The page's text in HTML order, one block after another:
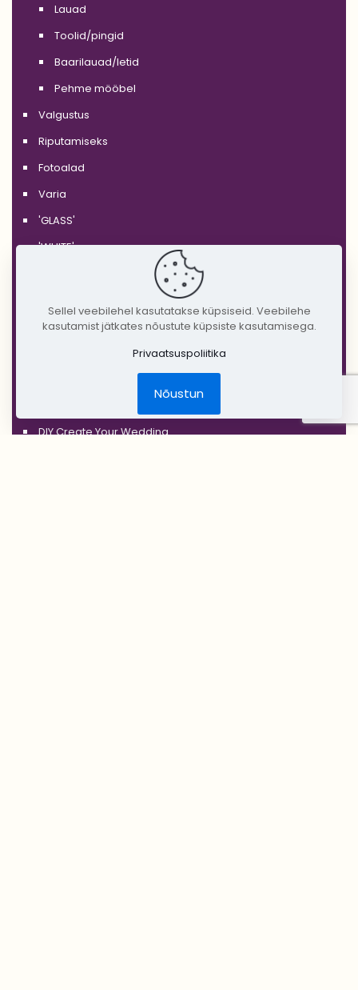
Lauad
Toolid/pingid
Baarilauad/letid
Pehme mööbel
Valgustus
Riputamiseks
Fotoalad
Varia
'GLASS'
'WHITE'
'GOLD'
DIY Create Your Wedding
Sellel veebilehel kasutatakse küpsiseid. Veebilehe
kasutamist jätkates nõustute küpsiste kasutamisega.
Privaatsuspoliitika
Nõustun